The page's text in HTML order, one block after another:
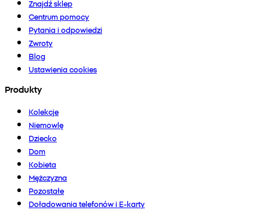
Znajdź sklep
Centrum pomocy
Pytania i odpowiedzi
Zwroty
Blog
Ustawienia cookies
Produkty
Kolekcje
Niemowlę
Dziecko
Dom
Kobieta
Mężczyzna
Pozostałe
Doładowania telefonów i E-karty